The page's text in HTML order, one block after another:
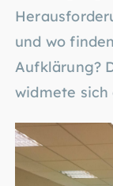
und wo
Aufklärung?
widmete sich